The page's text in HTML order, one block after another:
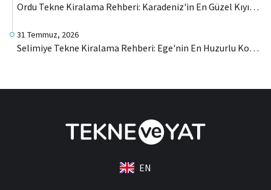
Ordu Tekne Kiralama Rehberi: Karadeniz'in En Güzel Kıyılarını Denizden Keşfedin
31 Temmuz, 2026
Selimiye Tekne Kiralama Rehberi: Ege'nin En Huzurlu Koylarını Denizden Keşfedin
EN